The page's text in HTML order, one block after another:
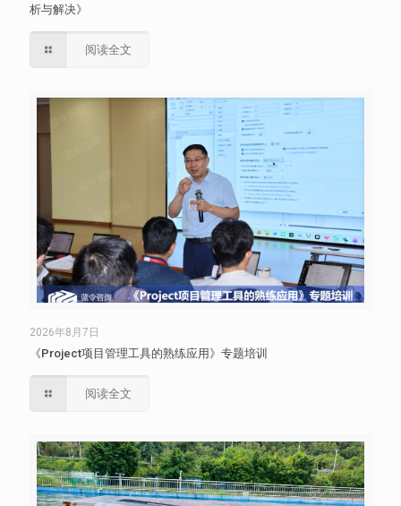
析与解决》
阅读全文
2026年8月7日
《Project项目管理工具的熟练应用》专题培训
阅读全文